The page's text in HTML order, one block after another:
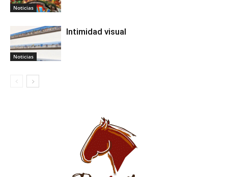
Noticias
Noticias
Intimidad visual